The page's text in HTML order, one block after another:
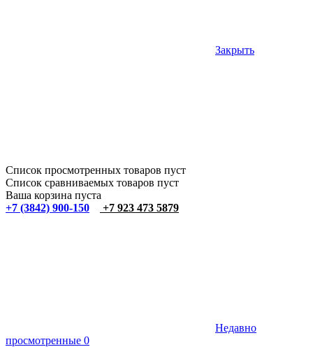
Закрыть
Список просмотренных товаров пуст
Список сравниваемых товаров пуст
Ваша корзина пуста
+7 (3842) 900-150
+7 923 473 5879
Недавно
просмотренные 0